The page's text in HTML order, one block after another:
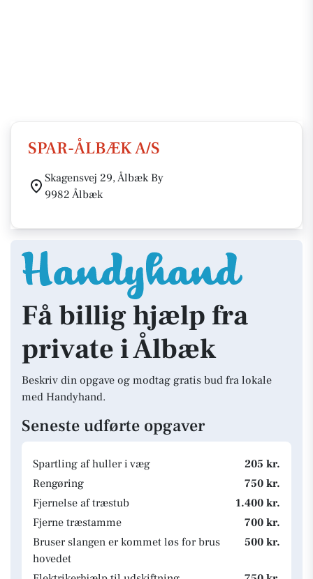
SPAR-ÅLBÆK A/S
Skagensvej 29, Ålbæk By
9982 Ålbæk
Få billig hjælp fra
private i Ålbæk
Beskriv din opgave og modtag gratis bud fra lokale
med Handyhand.
Seneste udførte opgaver
Spartling af huller i væg
205 kr.
Rengøring
750 kr.
Fjernelse af træstub
1.400 kr.
Fjerne træstamme
700 kr.
Bruser slangen er kommet løs for brus
hovedet
500 kr.